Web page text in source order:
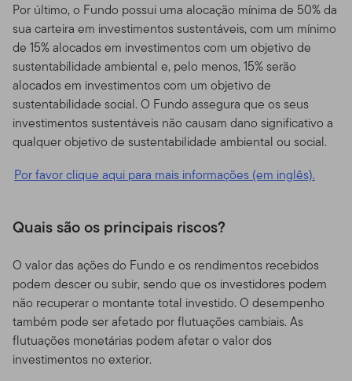
Por último, o Fundo possui uma alocação mínima de 50% da
sua carteira em investimentos sustentáveis, com um mínimo
de 15% alocados em investimentos com um objetivo de
sustentabilidade ambiental e, pelo menos, 15% serão
alocados em investimentos com um objetivo de
sustentabilidade social. O Fundo assegura que os seus
investimentos sustentáveis não causam dano significativo a
qualquer objetivo de sustentabilidade ambiental ou social.
Por favor clique aqui para mais informações (em inglês).
Quais são os principais riscos?
O valor das ações do Fundo e os rendimentos recebidos
podem descer ou subir, sendo que os investidores podem
não recuperar o montante total investido. O desempenho
também pode ser afetado por flutuações cambiais. As
flutuações monetárias podem afetar o valor dos
investimentos no exterior.